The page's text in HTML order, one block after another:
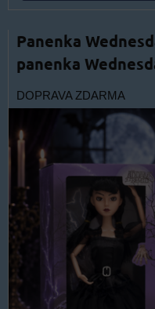
Panenka
panenka
DOPRAVA ZDARMA